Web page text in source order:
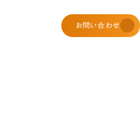
お問い合わせ